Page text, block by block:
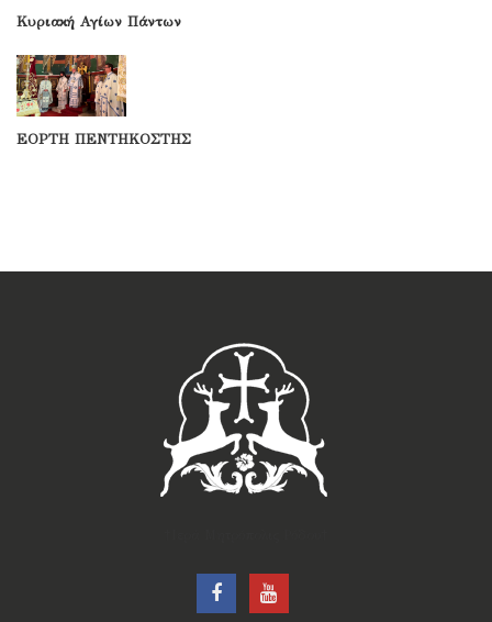
Κυριακή Αγίων Πάντων
ΕΟΡΤΗ ΠΕΝΤΗΚΟΣΤΗΣ